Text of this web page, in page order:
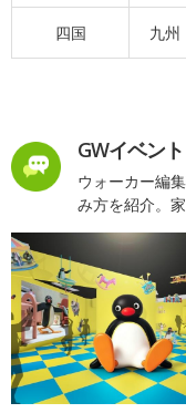
四国 九州
GWイベン
ウォーカー編
み方を紹介。